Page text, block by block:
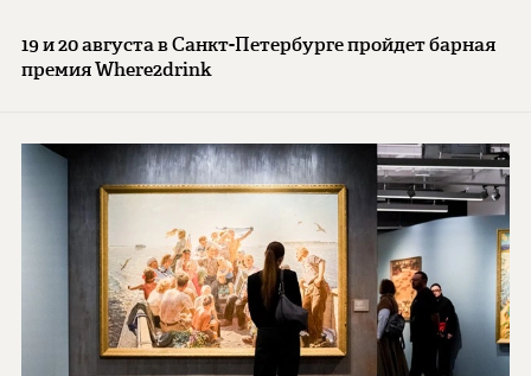
19 и 20 августа в Санкт-Петербурге пройдет барная
премия Where2drink